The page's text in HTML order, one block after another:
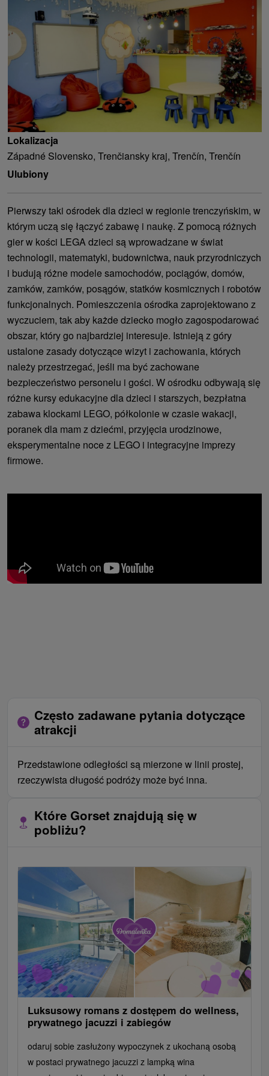
Lokalizacja
Západné Slovensko, Trenčiansky kraj, Trenčín, Trenčín
Ulubiony
Pierwszy taki ośrodek dla dzieci w regionie trenczyńskim, w
którym uczą się łączyć zabawę i naukę. Z pomocą różnych
gier w kości LEGA dzieci są wprowadzane w świat
technologii, matematyki, budownictwa, nauk przyrodniczych
i budują różne modele samochodów, pociągów, domów,
zamków, zamków, posągów, statków kosmicznych i robotów
funkcjonalnych. Pomieszczenia ośrodka zaprojektowano z
wyczuciem, tak aby każde dziecko mogło zagospodarować
obszar, który go najbardziej interesuje. Istnieją z góry
ustalone zasady dotyczące wizyt i zachowania, których
należy przestrzegać, jeśli ma być zachowane
bezpieczeństwo personelu i gości. W ośrodku odbywają się
różne kursy edukacyjne dla dzieci i starszych, bezpłatna
zabawa klockami LEGO, półkolonie w czasie wakacji,
poranek dla mam z dziećmi, przyjęcia urodzinowe,
eksperymentalne noce z LEGO i integracyjne imprezy
firmowe.
Często zadawane pytania dotyczące
atrakcji
Przedstawione odległości są mierzone w linii prostej,
rzeczywista długość podróży może być inna.
Które Gorset znajdują się w
pobliżu?
Luksusowy romans z dostępem do wellness,
prywatnego jacuzzi i zabiegów
odaruj sobie zasłużony wypoczynek z ukochaną osobą
w postaci prywatnego jacuzzi z lampką wina